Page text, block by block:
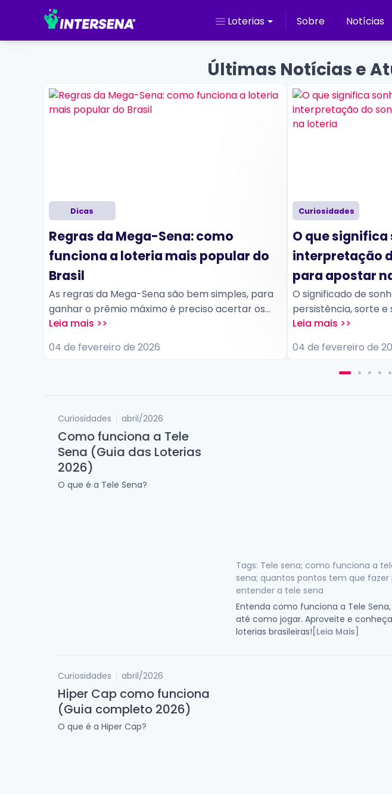
Loterias Sobre Notícias
Últimas Notícias e
Dicas
Regras da Mega-Sena: como
funciona a loteria mais popular do
Brasil
As regras da Mega-Sena são bem simples, para
ganhar o prêmio máximo é preciso acertar os
seis números sorteados. Contudo, quem tiver
uma parte do montante acumulado. O ganhador
04 de fevereiro de 2026
Curiosidades
O que
interpretação
para apostar
O significado de
persistência, sorte e
apostas de loteria,
ligados à
ganhos
04 de fevereiro de
Curiosidades abril/2026
Como funciona a Tele
Sena (Guia das Loterias
2026)
O que é a Tele Sena?
Tags: Tele sena; como funciona a
sena; quantos pontos tem que
entender a tele sena
Entenda como funciona a Tele
até como jogar. Aproveite e
loterias brasileiras! [Leia Mais]
Curiosidades abril/2026
Hiper Cap como funciona
(Guia completo 2026)
O que é a Hiper Cap?